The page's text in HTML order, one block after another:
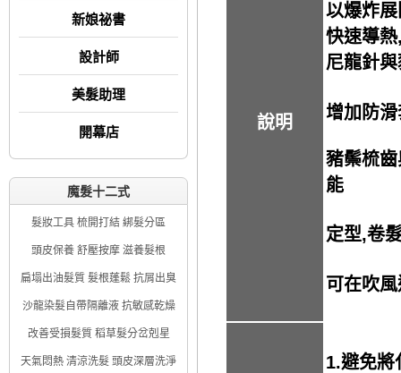
新娘祕書
設計師
美髮助理
開幕店
魔髮十二式
髮妝工具 梳開打結 綁髮分區
頭皮保養 舒壓按摩 滋養髮根
扁塌出油髮質 髮根蓬鬆 抗屑出臭
沙龍染髮自帶隔離液 抗敏感乾燥
改善受損髮質 稻草髮分岔剋星
天氣悶熱 清涼洗髮 頭皮深層洗淨
說明
以爆炸
快速導
尼龍針
增加防
豬鬃梳
能
定型,卷
可在吹
1.避免將